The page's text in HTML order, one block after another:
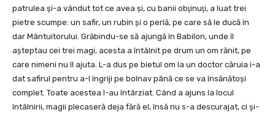
patrulea şi-a vândut tot ce avea şi, cu banii obţinuţi, a luat trei
pietre scumpe: un safir, un rubin şi o perlă, pe care să le ducă în
dar Mântuitorului. Grăbindu-se să ajungă în Babilon, unde îl
aşteptau cei trei magi, acesta a întâlnit pe drum un om rănit, pe
care nimeni nu îl ajuta. L-a dus pe bietul om la un doctor căruia i-a
dat safirul pentru a-l îngriji pe bolnav până ce se va însănătoşi
complet. Toate acestea l-au întârziat. Când a ajuns la locul
întâlnirii, magii plecaseră deja fără el, însă nu s-a descurajat, ci şi-